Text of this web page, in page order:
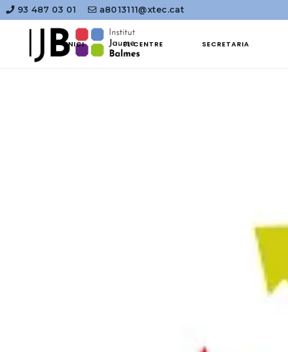
93 487 03 01 a8013111@xtec.cat
INICI EL CENTRE SECRETARIA